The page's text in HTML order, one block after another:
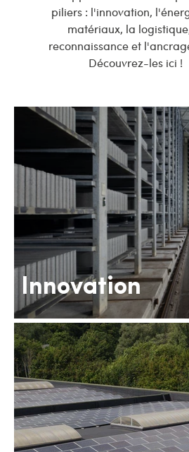
piliers : l'innovation,
matériaux, la
reconnaissance et
Découvrez-les ici !
Innovation